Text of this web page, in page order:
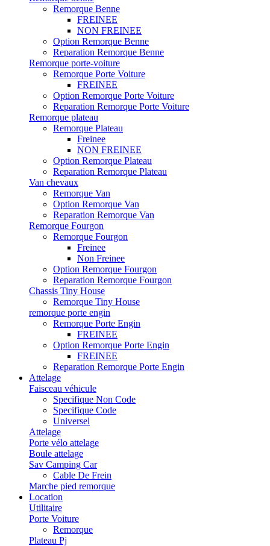
Remorque Benne
FREINEE
NON FREINEE
Option Remorque Benne
Reparation Remorque Benne
Remorque porte-voiture
Remorque Porte Voiture
FREINEE
Option Remorque Porte Voiture
Reparation Remorque Porte Voiture
Remorque plateau
Remorque Plateau
Freinee
NON FREINEE
Option Remorque Plateau
Reparation Remorque Plateau
Van chevaux
Remorque Van
Option Remorque Van
Reparation Remorque Van
Remorque Fourgon
Remorque Fourgon
Freinee
Non Freinee
Option Remorque Fourgon
Reparation Remorque Fourgon
Chassis Tiny House
Remorque Tiny House
remorque porte engin
Remorque Porte Engin
FREINEE
Option Remorque Porte Engin
FREINEE
Reparation Remorque Porte Engin
Attelage
Faisceau véhicule
Specifique Non Code
Specifique Code
Universel
Attelage
Porte vélo attelage
Boule attelage
Sav Camping Car
Cable De Frein
Marche pied remorque
Location
Utilitaire
Porte Voiture
Remorque
Plateau Pj